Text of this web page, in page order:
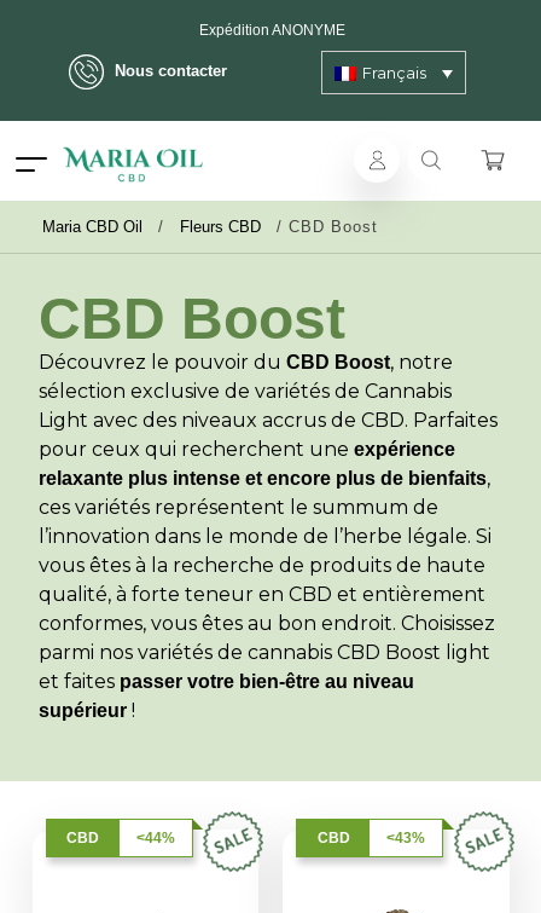
Nous contacter
Expédition ANONYME
Français
Maria CBD Oil / Fleurs CBD / CBD Boost
CBD Boost
Découvrez le pouvoir du CBD Boost, notre
sélection exclusive de variétés de Cannabis
Light avec des niveaux accrus de CBD. Parfaites
pour ceux qui recherchent une expérience
relaxante plus intense et encore plus de bienfaits,
ces variétés représentent le summum de
l’innovation dans le monde de l’herbe légale. Si
vous êtes à la recherche de produits de haute
qualité, à forte teneur en CBD et entièrement
conformes, vous êtes au bon endroit. Choisissez
parmi nos variétés de cannabis CBD Boost light
et faites passer votre bien-être au niveau
supérieur!
CBD <44% CBD <43%